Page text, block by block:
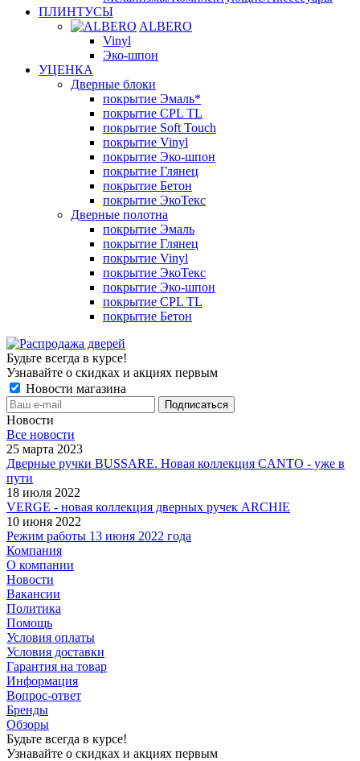
ПЛИНТУСЫ
ALBERO
Vinyl
Эко-шпон
УЦЕНКА
Дверные блоки
покрытие Эмаль*
покрытие CPL TL
покрытие Soft Touch
покрытие Vinyl
покрытие Эко-шпон
покрытие Глянец
покрытие Бетон
покрытие ЭкоТекс
Дверные полотна
покрытие Эмаль
покрытие Глянец
покрытие Vinyl
покрытие ЭкоТекс
покрытие Эко-шпон
покрытие CPL TL
покрытие Бетон
Будьте всегда в курсе!
Узнавайте о скидках и акциях первым
Новости магазина
Новости
Все новости
25 марта 2023
Дверные ручки BUSSARE. Новая коллекция CANTO - уже в
пути
18 июля 2022
VERGE - новая коллекция дверных ручек ARCHIE
10 июня 2022
Режим работы 13 июня 2022 года
Компания
О компании
Новости
Вакансии
Политика
Помощь
Условия оплаты
Условия доставки
Гарантия на товар
Информация
Вопрос-ответ
Бренды
Обзоры
Будьте всегда в курсе!
Узнавайте о скидках и акциях первым